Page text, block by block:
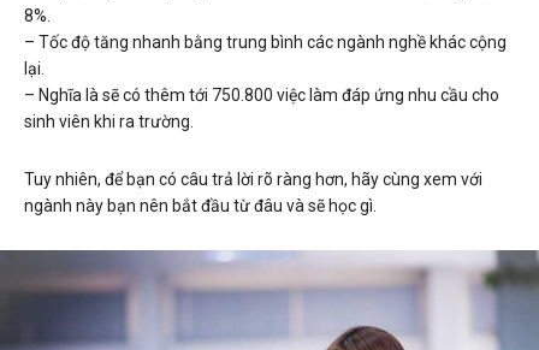
8%.
– Tốc độ tăng nhanh bằng trung bình các ngành nghề khác cộng
lại.
– Nghĩa là sẽ có thêm tới 750.800 việc làm đáp ứng nhu cầu cho
sinh viên khi ra trường.
Tuy nhiên, để bạn có câu trả lời rõ ràng hơn, hãy cùng xem với
ngành này bạn nên bắt đầu từ đâu và sẽ học gì.